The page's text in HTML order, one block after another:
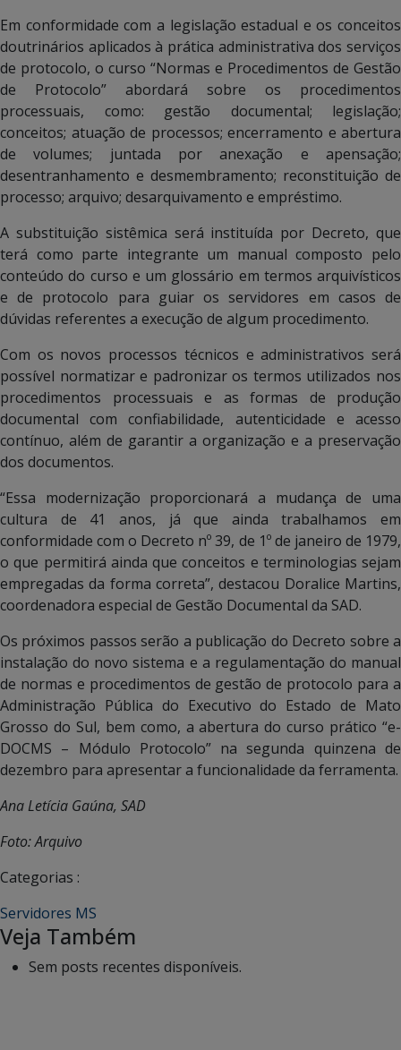
Em conformidade com a legislação estadual e os conceitos
doutrinários aplicados à prática administrativa dos serviços
de protocolo, o curso “Normas e Procedimentos de Gestão
de Protocolo” abordará sobre os procedimentos
processuais, como: gestão documental; legislação;
conceitos; atuação de processos; encerramento e abertura
de volumes; juntada por anexação e apensação;
desentranhamento e desmembramento; reconstituição de
processo; arquivo; desarquivamento e empréstimo.
A substituição sistêmica será instituída por Decreto, que
terá como parte integrante um manual composto pelo
conteúdo do curso e um glossário em termos arquivísticos
e de protocolo para guiar os servidores em casos de
dúvidas referentes a execução de algum procedimento.
Com os novos processos técnicos e administrativos será
possível normatizar e padronizar os termos utilizados nos
procedimentos processuais e as formas de produção
documental com confiabilidade, autenticidade e acesso
contínuo, além de garantir a organização e a preservação
dos documentos.
“Essa modernização proporcionará a mudança de uma
cultura de 41 anos, já que ainda trabalhamos em
conformidade com o Decreto nº 39, de 1º de janeiro de 1979,
o que permitirá ainda que conceitos e terminologias sejam
empregadas da forma correta”, destacou Doralice Martins,
coordenadora especial de Gestão Documental da SAD.
Os próximos passos serão a publicação do Decreto sobre a
instalação do novo sistema e a regulamentação do manual
de normas e procedimentos de gestão de protocolo para a
Administração Pública do Executivo do Estado de Mato
Grosso do Sul, bem como, a abertura do curso prático “e-
DOCMS – Módulo Protocolo” na segunda quinzena de
dezembro para apresentar a funcionalidade da ferramenta.
Ana Letícia Gaúna, SAD
Foto: Arquivo
Categorias :
Servidores MS
Veja Também
Sem posts recentes disponíveis.